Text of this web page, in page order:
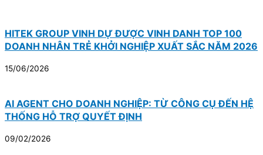
HITEK GROUP VINH DỰ ĐƯỢC VINH DANH TOP 100
DOANH NHÂN TRẺ KHỞI NGHIỆP XUẤT SẮC NĂM 2026
15/06/2026
AI AGENT CHO DOANH NGHIỆP: TỪ CÔNG CỤ ĐẾN HỆ
THỐNG HỖ TRỢ QUYẾT ĐỊNH
09/02/2026